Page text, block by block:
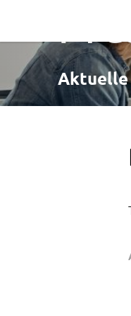
Baum
in
Aktuelle